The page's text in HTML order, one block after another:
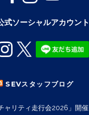
式ソーシャルアカウント
SEVスタッフブログ
ャリティ走行会2026」開催